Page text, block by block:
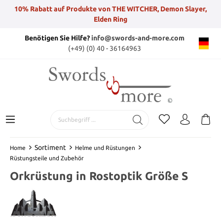
10% Rabatt auf Produkte von THE WITCHER, Demon Slayer,
Elden Ring
Benötigen Sie Hilfe?info@swords-and-more.com
(+49) (0) 40 - 36164963
Home Sortiment
Helme und Rüstungen
Rüstungsteile und Zubehör
Orkrüstung in Rostoptik Größe S